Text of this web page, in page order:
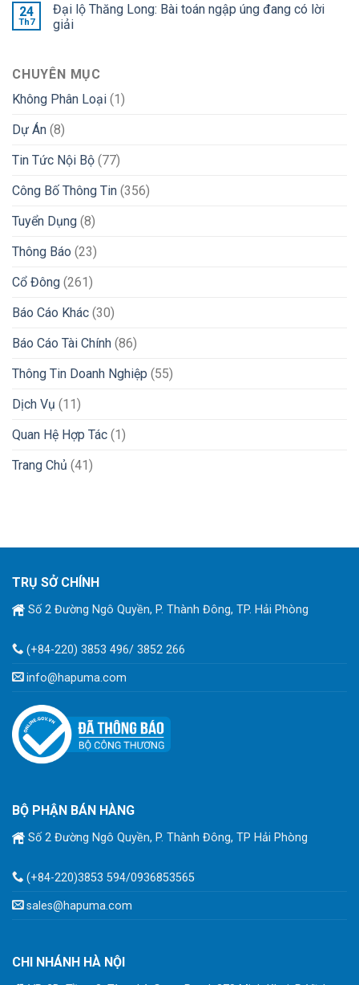
24
Th7
Đại lộ Thăng Long: Bài toán ngập úng đang có lời
giải
CHUYÊN MỤC
Không Phân Loại (1)
Dự Án (8)
Tin Tức Nội Bộ (77)
Công Bố Thông Tin (356)
Tuyển Dụng (8)
Thông Báo (23)
Cổ Đông (261)
Báo Cáo Khác (30)
Báo Cáo Tài Chính (86)
Thông Tin Doanh Nghiệp (55)
Dịch Vụ (11)
Quan Hệ Hợp Tác (1)
Trang Chủ (41)
TRỤ SỞ CHÍNH
Số 2 Đường Ngô Quyền, P. Thành Đông, TP. Hải Phòng
(+84-220) 3853 496/ 3852 266
info@hapuma.com
BỘ PHẬN BÁN HÀNG
Số 2 Đường Ngô Quyền, P. Thành Đông, TP Hải Phòng
(+84-220)3853 594/0936853565
sales@hapuma.com
CHI NHÁNH HÀ NỘI